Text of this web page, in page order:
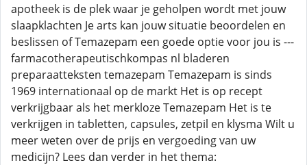
apotheek is de plek waar je geholpen wordt met jouw
slaapklachten Je arts kan jouw situatie beoordelen en
beslissen of Temazepam een goede optie voor jou is ---
farmacotherapeutischkompas nl bladeren
preparaatteksten temazepam Temazepam is sinds
1969 internationaal op de markt Het is op recept
verkrijgbaar als het merkloze Temazepam Het is te
verkrijgen in tabletten, capsules, zetpil en klysma Wilt u
meer weten over de prijs en vergoeding van uw
medicijn? Lees dan verder in het thema: